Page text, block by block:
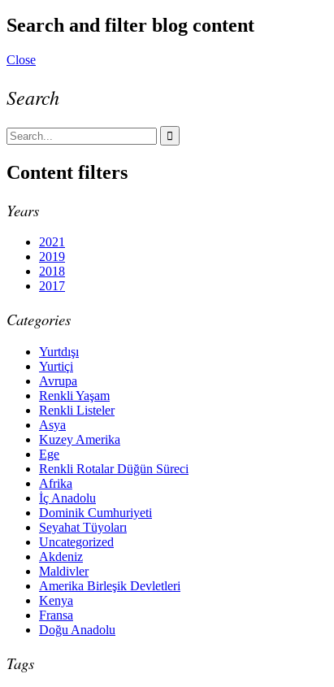
Search and filter blog content
Close
Search
Content filters
Years
2021
2019
2018
2017
Categories
Yurtdışı
Yurtiçi
Avrupa
Renkli Yaşam
Renkli Listeler
Asya
Kuzey Amerika
Ege
Renkli Rotalar Düğün Süreci
Afrika
İç Anadolu
Dominik Cumhuriyeti
Seyahat Tüyoları
Uncategorized
Akdeniz
Maldivler
Amerika Birleşik Devletleri
Kenya
Fransa
Doğu Anadolu
Tags